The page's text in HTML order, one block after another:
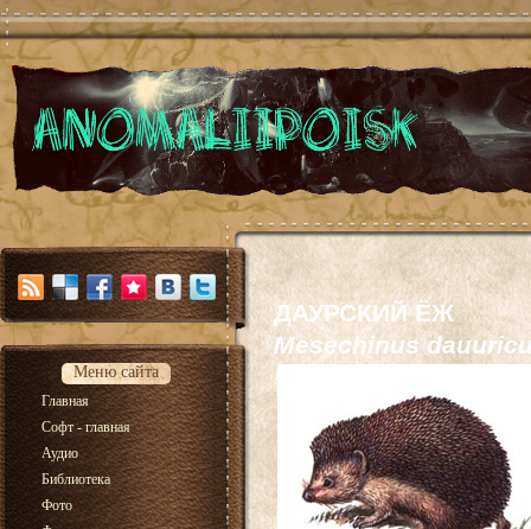
Меню сайта
Главная
Софт - главная
Аудио
Библиотека
Фото
ДАУРСКИЙ ЁЖ
Mesechinus